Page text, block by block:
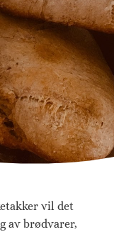
vil det
av brødvarer,